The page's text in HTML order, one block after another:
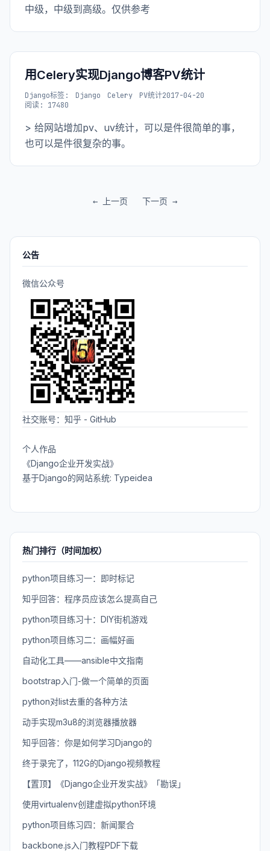
中级，中级到高级。仅供参考
用Celery实现Django博客PV统计
Django标签: Django Celery PV统计2017-04-20
阅读: 17480
> 给网站增加pv、uv统计，可以是件很简单的事，
也可以是件很复杂的事。
← 上一页 下一页 →
公告
微信公众号
社交账号： 知乎 - GitHub
个人作品
《Django企业开发实战》
基于Django的网站系统: Typeidea
热门排行（时间加权）
python项目练习一：即时标记
知乎回答：程序员应该怎么提高自己
python项目练习十：DIY街机游戏
python项目练习二：画幅好画
自动化工具——ansible中文指南
bootstrap入门-做一个简单的页面
python对list去重的各种方法
动手实现m3u8的浏览器播放器
知乎回答：你是如何学习Django的
终于录完了，112G的Django视频教程
【置顶】《Django企业开发实战》「勘误」
使用virtualenv创建虚拟python环境
python项目练习四：新闻聚合
backbone.js入门教程PDF下载